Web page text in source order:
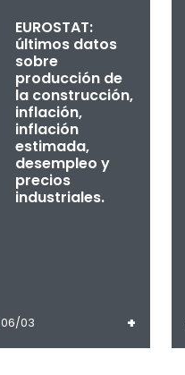
EUROSTAT:
últimos datos
sobre
producción de
la construcción,
inflación,
inflación
estimada,
desempleo y
precios
industriales.
06/03 +